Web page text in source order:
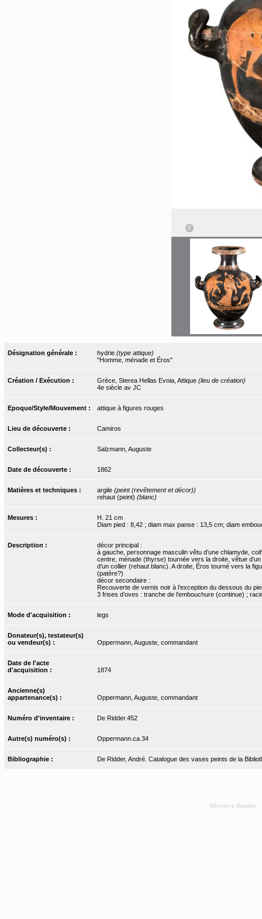
Désignation générale : hydrie (type attique)
"Homme, ménade et Éros"
Création / Exécution : Grèce, Sterea Hellas Evoia, Attique (lieu de création)
4e siècle av JC
Epoque/Style/Mouvement : attique à figures rouges
Lieu de découverte : Camiros
Collecteur(s) : Salzmann, Auguste
Date de découverte : 1862
Matières et techniques : argile (peint (revêtement et décor))
rehaut (peint) (blanc)
Mesures :
H. 21 cm
Diam pied : 8,42 ; diam max panse : 13,5 cm; diam
Description :
décor principal :
à gauche, personnage masculin vêtu d’une chlamyde,
centre, ménade (thyrse) tournée vers la droite, vêtue
d’un collier (rehaut blanc). A droite, Éros tourné vers la
(patère?)
décor secondaire :
Recouverte de vernis noir à l’exception du dessous du
3 frises d’oves : tranche de l’embouchure (continue) ;
Mode d'acquisition : legs
Donateur(s), testateur(s)
ou vendeur(s) :
Oppermann, Auguste, commandant
Date de l'acte
d'acquisition :
1874
Ancienne(s)
appartenance(s) :
Oppermann, Auguste, commandant
Numéro d'inventaire : De Ridder.452
Autre(s) numéro(s) : Oppermann.ca.34
Bibliographie : De Ridder, André. Catalogue des vases peints de la
Mentions légales